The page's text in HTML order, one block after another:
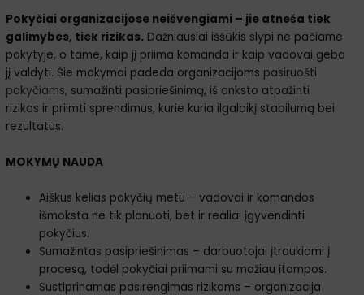
Pokyčiai organizacijose neišvengiami – jie atneša tiek
galimybes, tiek rizikas. Dažniausiai iššūkis slypi ne pačiame
pokytyje, o tame, kaip jį priima komanda ir kaip vadovai geba
jį valdyti. Šie mokymai padeda organizacijoms pasiruošti
pokyčiams, sumažinti pasipriešinimą, iš anksto atpažinti
rizikas ir priimti sprendimus, kurie kuria ilgalaikį stabilumą bei
rezultatus.
MOKYMŲ NAUDA
Aiškus kelias pokyčių metu – vadovai ir komandos
išmoksta ne tik planuoti, bet ir realiai įgyvendinti
pokyčius.
Sumažintas pasipriešinimas – darbuotojai įtraukiami į
procesą, todėl pokyčiai priimami su mažiau įtampos.
Sustiprinamas pasirengimas rizikoms – organizacija